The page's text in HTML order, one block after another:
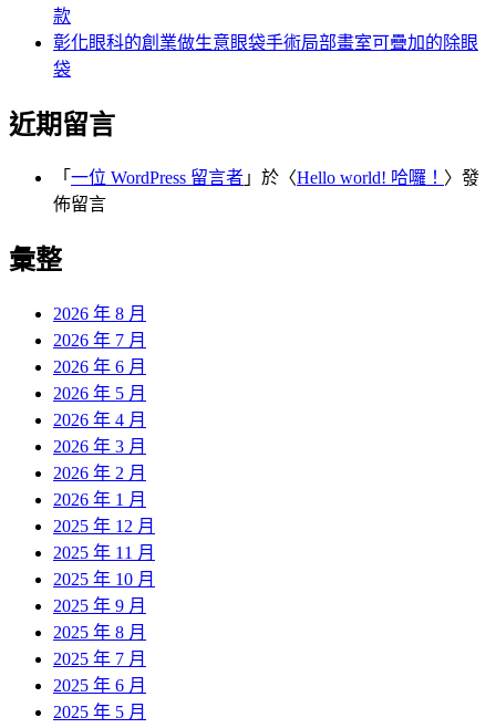
款
彰化眼科的創業做生意眼袋手術局部畫室可疊加的除眼
袋
近期留言
「 一位 WordPress 留言者 」於〈Hello world! 哈囉！ 〉發
佈留言
彙整
2026 年 8 月
2026 年 7 月
2026 年 6 月
2026 年 5 月
2026 年 4 月
2026 年 3 月
2026 年 2 月
2026 年 1 月
2025 年 12 月
2025 年 11 月
2025 年 10 月
2025 年 9 月
2025 年 8 月
2025 年 7 月
2025 年 6 月
2025 年 5 月